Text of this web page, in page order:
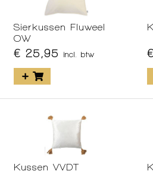
Sierkussen Fluweel
OW
€ 25,95 incl. btw
Kussen VVDT